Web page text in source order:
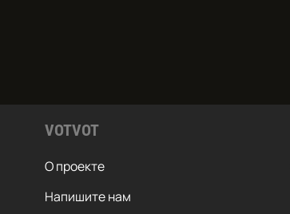
VOTVOT
О проекте
Напишите нам